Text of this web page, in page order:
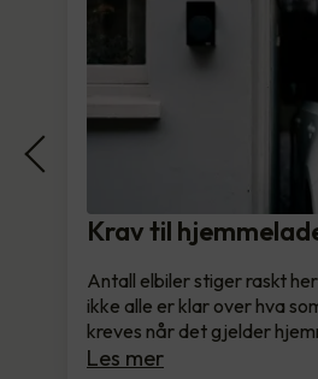
Krav til
Antall elbiler stiger raskt
ikke alle er klar over hva
kreves når det gjelder
Les mer